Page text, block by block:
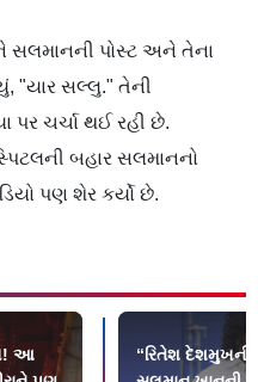
સલમાનની પોસ્ટ અને તેના
"યાર સલ્લુ." તેની
પર ચર્ચા થઈ રહી છે.
બહાર સલમાનનો
પણ શેર કર્યો છે.
આ
“રિતેશ દેશમુખની